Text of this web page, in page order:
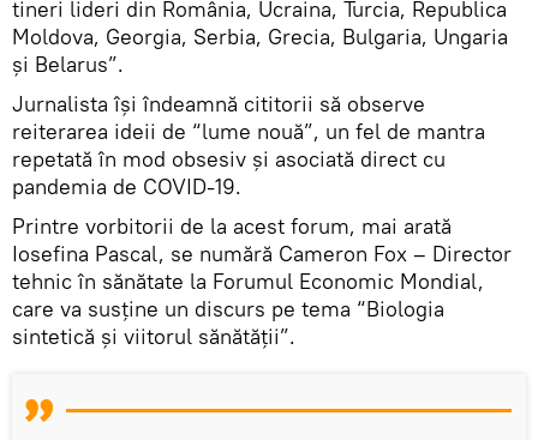
tineri lideri din România, Ucraina, Turcia, Republica
Moldova, Georgia, Serbia, Grecia, Bulgaria, Ungaria
și Belarus”.
Jurnalista își îndeamnă cititorii să observe
reiterarea ideii de “lume nouă”, un fel de mantra
repetată în mod obsesiv și asociată direct cu
pandemia de COVID-19.
Printre vorbitorii de la acest forum, mai arată
Iosefina Pascal, se numără Cameron Fox – Director
tehnic în sănătate la Forumul Economic Mondial,
care va susține un discurs pe tema “Biologia
sintetică și viitorul sănătății”.